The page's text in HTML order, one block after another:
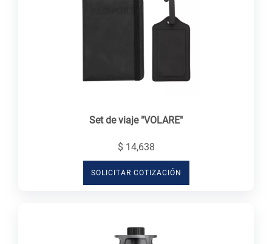
Set de viaje "VOLARE"
$ 14,638
SOLICITAR COTIZACIÓN